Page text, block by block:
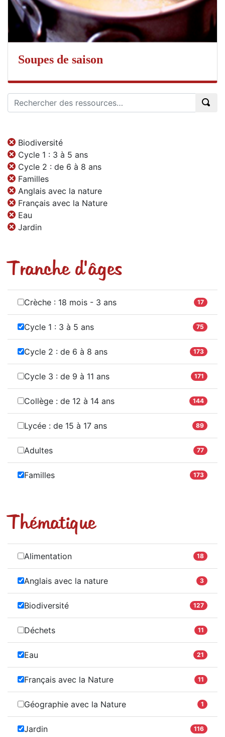
Soupes de saison
Biodiversité
Cycle 1 : 3 à 5 ans
Cycle 2 : de 6 à 8 ans
Familles
Anglais avec la nature
Français avec la Nature
Eau
Jardin
Tranche d'âges
Crèche : 18 mois - 3 ans 17
Cycle 1 : 3 à 5 ans 75
Cycle 2 : de 6 à 8 ans 173
Cycle 3 : de 9 à 11 ans 171
Collège : de 12 à 14 ans 144
Lycée : de 15 à 17 ans 89
Adultes 77
Familles 173
Thématique
Alimentation 18
Anglais avec la nature 3
Biodiversité 127
Déchets 11
Eau 21
Français avec la Nature 11
Géographie avec la Nature 1
Jardin 116